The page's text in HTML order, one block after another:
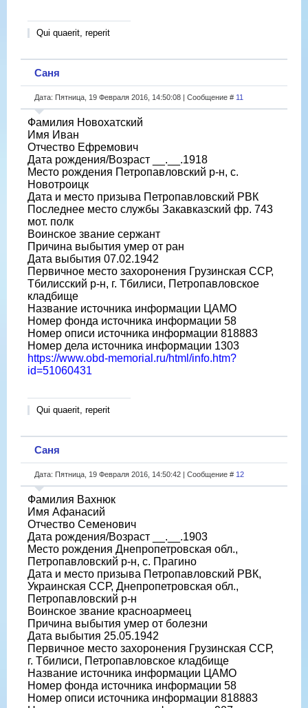
Qui quaerit, reperit
Саня
Дата: Пятница, 19 Февраля 2016, 14:50:08 | Сообщение # 11
Фамилия Новохатский
Имя Иван
Отчество Ефремович
Дата рождения/Возраст __.__.1918
Место рождения Петропавловский р-н, с.
Новотроицк
Дата и место призыва Петропавловский РВК
Последнее место службы Закавказский фр. 743
мот. полк
Воинское звание сержант
Причина выбытия умер от ран
Дата выбытия 07.02.1942
Первичное место захоронения Грузинская ССР,
Тбилисский р-н, г. Тбилиси, Петропавловское
кладбище
Название источника информации ЦАМО
Номер фонда источника информации 58
Номер описи источника информации 818883
Номер дела источника информации 1303
https://www.obd-memorial.ru/html/info.htm?
id=51060431
Qui quaerit, reperit
Саня
Дата: Пятница, 19 Февраля 2016, 14:50:42 | Сообщение # 12
Фамилия Вахнюк
Имя Афанасий
Отчество Семенович
Дата рождения/Возраст __.__.1903
Место рождения Днепропетровская обл.,
Петропавловский р-н, с. Прагино
Дата и место призыва Петропавловский РВК,
Украинская ССР, Днепропетровская обл.,
Петропавловский р-н
Воинское звание красноармеец
Причина выбытия умер от болезни
Дата выбытия 25.05.1942
Первичное место захоронения Грузинская ССР,
г. Тбилиси, Петропавловское кладбище
Название источника информации ЦАМО
Номер фонда источника информации 58
Номер описи источника информации 818883